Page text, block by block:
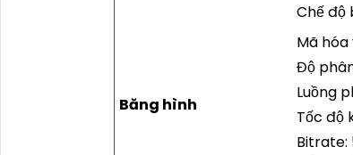
Chế độ
Băng hình
Mã hóa
Độ
Luồng
Tốc độ
Bitrate: